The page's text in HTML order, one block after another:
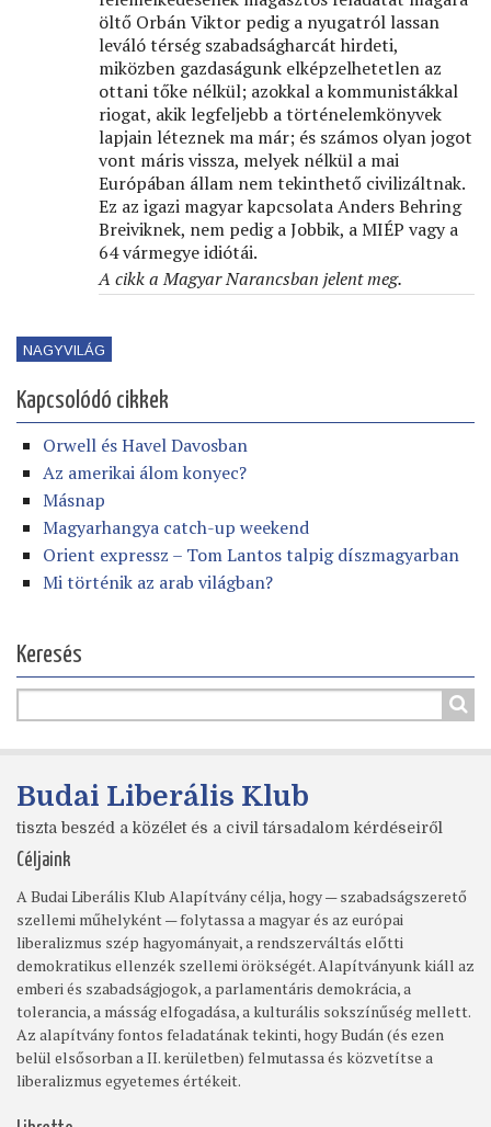
öltő Orbán Viktor pedig a nyugatról lassan
leváló térség szabadságharcát hirdeti,
miközben gazdaságunk elképzelhetetlen az
ottani tőke nélkül; azokkal a kommunistákkal
riogat, akik legfeljebb a történelemkönyvek
lapjain léteznek ma már; és számos olyan jogot
vont máris vissza, melyek nélkül a mai
Európában állam nem tekinthető civilizáltnak.
Ez az igazi magyar kapcsolata Anders Behring
Breiviknek, nem pedig a Jobbik, a MIÉP vagy a
64 vármegye idiótái.
A cikk a Magyar Narancsban jelent meg.
NAGYVILÁG
Kapcsolódó cikkek
Orwell és Havel Davosban
Az amerikai álom konyec?
Másnap
Magyarhangya catch-up weekend
Orient expressz – Tom Lantos talpig díszmagyarban
Mi történik az arab világban?
Keresés
Budai Liberális Klub
tiszta beszéd a közélet és a civil társadalom kérdéseiről
Céljaink
A Budai Liberális Klub Alapítvány célja, hogy — szabadságszerető
szellemi műhelyként — folytassa a magyar és az európai
liberalizmus szép hagyományait, a rendszerváltás előtti
demokratikus ellenzék szellemi örökségét. Alapítványunk kiáll az
emberi és szabadságjogok, a parlamentáris demokrácia, a
tolerancia, a másság elfogadása, a kulturális sokszínűség mellett.
Az alapítvány fontos feladatának tekinti, hogy Budán (és ezen
belül elsősorban a II. kerületben) felmutassa és közvetítse a
liberalizmus egyetemes értékeit.